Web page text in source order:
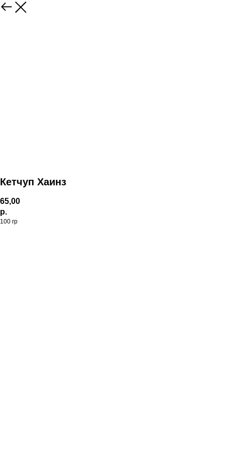
Кетчуп Хаинз
65,00
р.
100 гр